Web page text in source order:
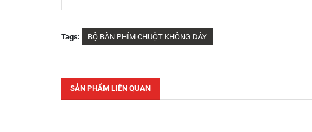
Tags: BỘ BÀN PHÍM CHUỘT KHÔNG DÂY
SẢN PHẨM LIÊN QUAN